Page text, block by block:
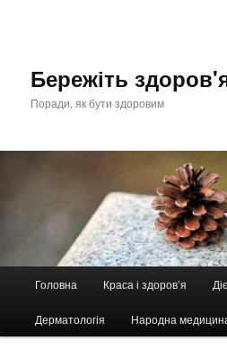
Бережіть
Поради, як бути здоровим
Головна Краса і здоров’я
Дерматологія Народна